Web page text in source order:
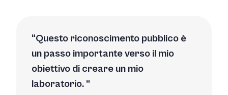
Questo riconoscimento pubblico è
un passo importante verso il mio
obiettivo di creare un mio
laboratorio.